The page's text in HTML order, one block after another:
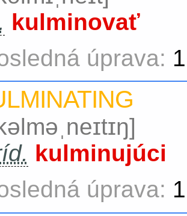
kulminovať
úprava:
kulminujúci
úprava: